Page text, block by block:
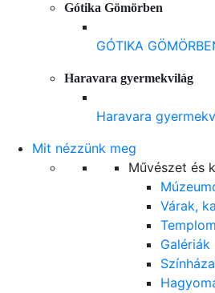
Gótika Gömörben
GÓTIKA
Haravara gyermekvilág
Haravara
Mit nézzünk meg
Művészet és
Várak,
Galériák